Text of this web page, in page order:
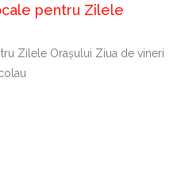
pentru Zilele
Zilele Orașului Ziua de vineri